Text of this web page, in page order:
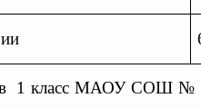
в 1 класс МАОУ СОШ №